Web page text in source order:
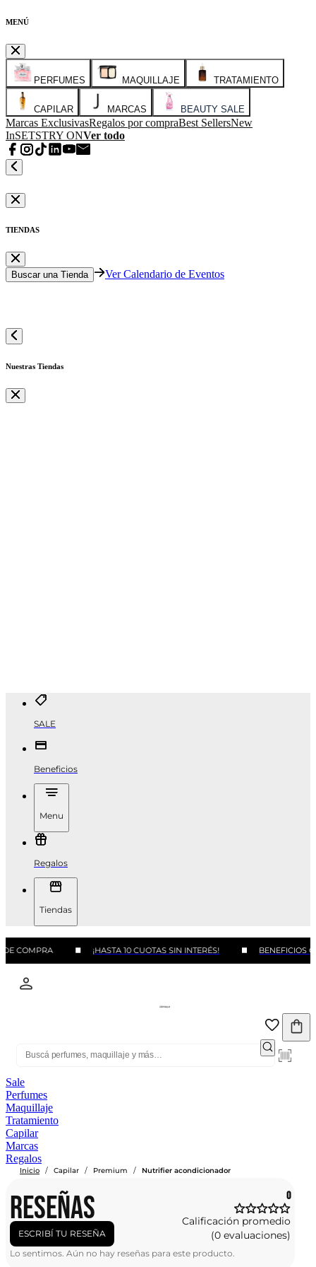
MENÚ
PERFUMES MAQUILLAJE TRATAMIENTO
CAPILAR MARCAS BEAUTY SALE
Marcas ExclusivasRegalos por compraBest SellersNew
InSETSTRY ONVer todo
TIENDAS
Buscar una Tienda Ver Calendario de Eventos
Nuestras Tiendas
SALE
Beneficios
Menu
Regalos
Tiendas
COMPRA ¡HASTA 10 CUOTAS SIN INTERÉS! BENEFICIOS
Sale
Perfumes
Maquillaje
Tratamiento
Capilar
Marcas
Regalos
Inicio / Capilar / Premium / Nutrifier acondicionador
RESEÑAS
ESCRIBÍ TU RESEÑA
0
Calificación promedio
(0 evaluaciones)
Lo sentimos. Aún no hay reseñas para este producto.